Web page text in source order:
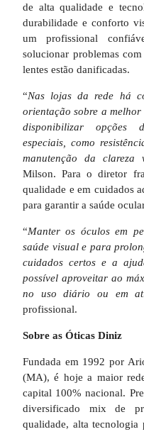
de alta qualidade e
durabilidade e conforto
um profissional
solucionar problemas
lentes estão danificadas.
“Nas lojas da rede há
orientação sobre a
disponibilizar opções
especiais, como
manutenção da clareza
Milson. Para o diretor
qualidade e em cuidados
para garantir a saúde
“Manter os óculos em
saúde visual e para
cuidados certos e a
possível aproveitar ao
no uso diário ou em
profissional.
Sobre as Óticas Diniz
Fundada em 1992 por
(MA), é hoje a maior
capital 100% nacional.
diversificado mix de
qualidade, alta tecnologia